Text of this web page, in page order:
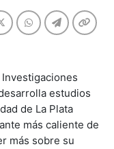
estudios
de La Plata
más caliente de
más sobre su